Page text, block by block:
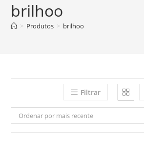
brilhoo
> Produtos > brilhoo
Filtrar
Ordenar por mais recente